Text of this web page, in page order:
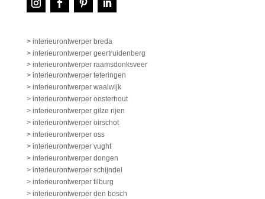
> interieurontwerper breda
> interieurontwerper geertruidenberg
> interieurontwerper raamsdonksveer
> interieurontwerper teteringen
> interieurontwerper waalwijk
> interieurontwerper oosterhout
> interieurontwerper gilze rijen
> interieurontwerper oirschot
> interieurontwerper oss
> interieurontwerper vught
> interieurontwerper dongen
> interieurontwerper schijndel
> interieurontwerper tilburg
> interieurontwerper den bosch